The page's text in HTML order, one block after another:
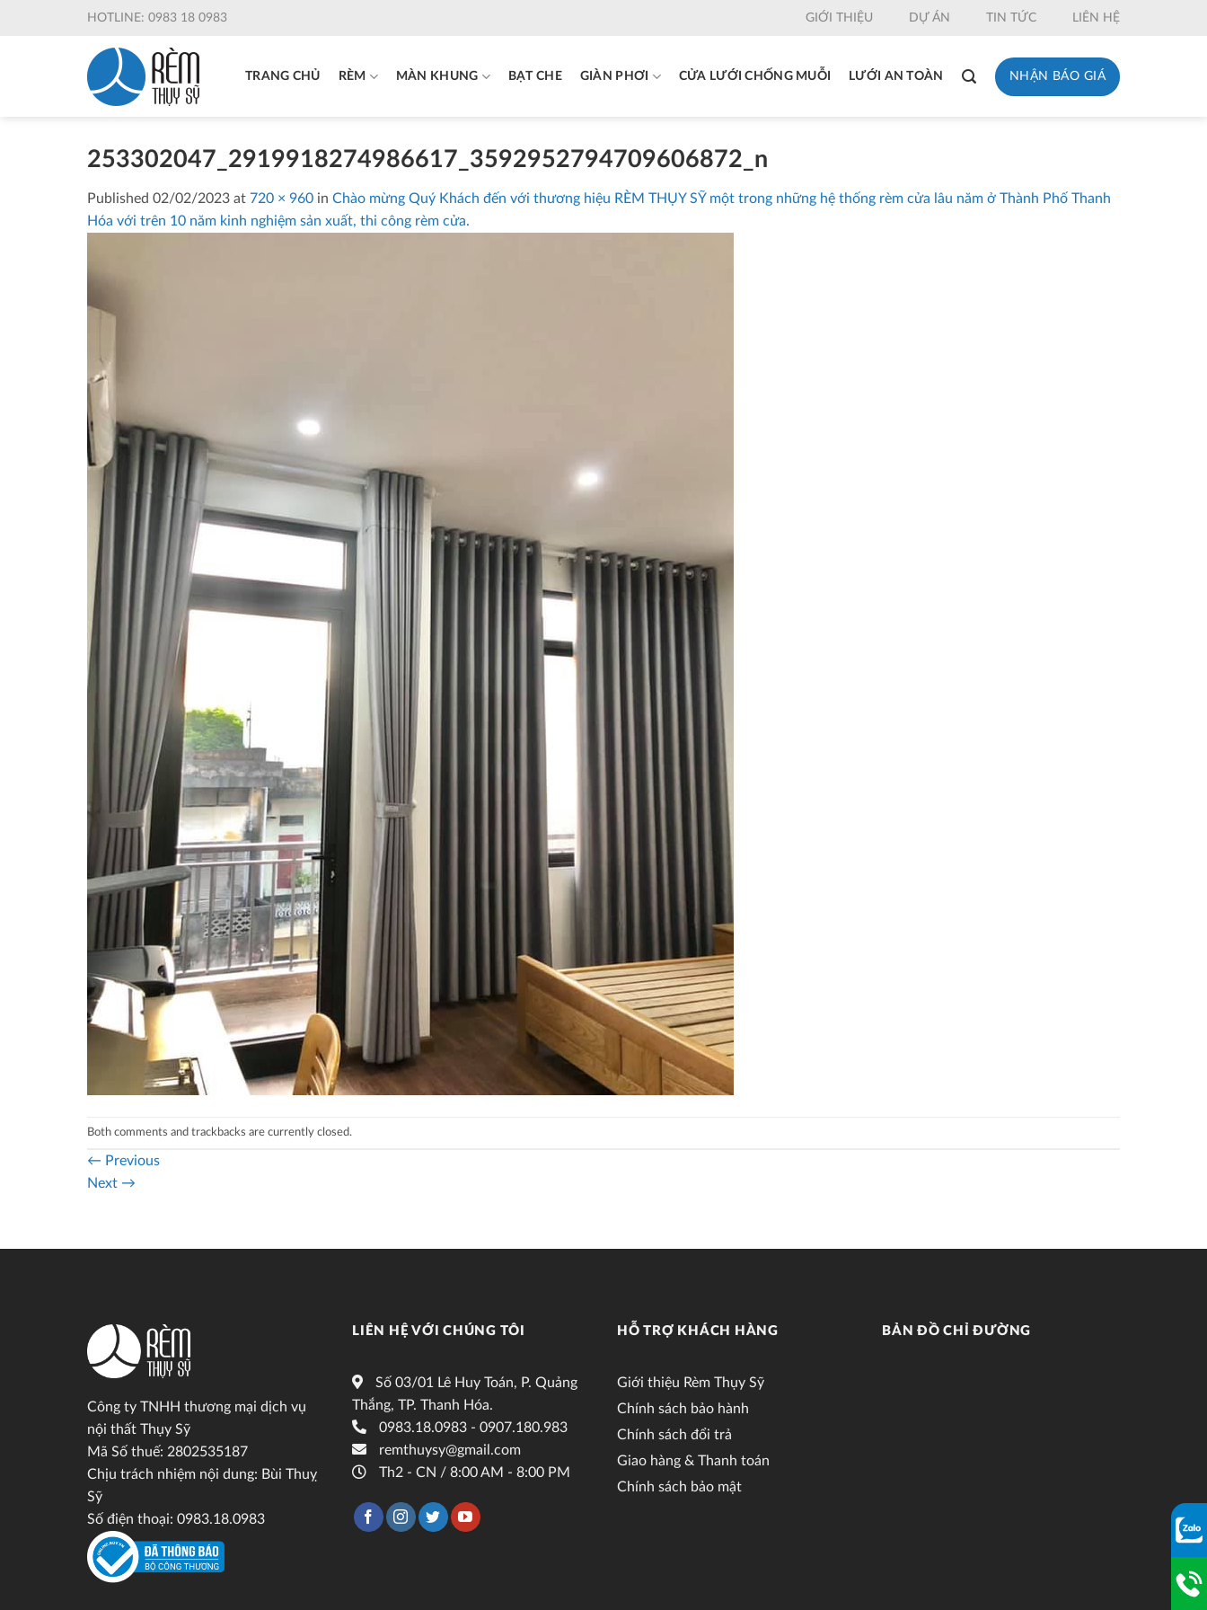
HOTLINE: 0983 18 0983 GIỚI THIỆU DỰ ÁN TIN TỨC LIÊN HỆ
TRANG CHỦ RÈM MÀN KHUNG BẠT CHE GIÀN PHƠI CỬA LƯỚI CHỐNG MUỖI LƯỚI AN TOÀN NHẬN BÁO GIÁ
253302047_2919918274986617_3592952794709606872_n
Published 02/02/2023 at 720 × 960 in Chào mừng Quý Khách đến với thương hiệu RÈM THỤY SỸ một trong những hệ thống rèm cửa lâu năm ở Thành Phố Thanh
Hóa với trên 10 năm kinh nghiệm sản xuất, thi công rèm cửa.
Both comments and trackbacks are currently closed.
← Previous
Next →
Công ty TNHH thương mại dịch vụ
nội thất Thụy Sỹ
Mã Số thuế: 2802535187
Chịu trách nhiệm nội dung: Bùi Thuỵ
Sỹ
Số điện thoại: 0983.18.0983
LIÊN HỆ VỚI CHÚNG TÔI
Số 03/01 Lê Huy Toán, P. Quảng
Thắng, TP. Thanh Hóa.
0983.18.0983 - 0907.180.983
remthuysy@gmail.com
Th2 - CN / 8:00 AM - 8:00 PM
HỖ TRỢ KHÁCH HÀNG
Giới thiệu Rèm Thụy Sỹ
Chính sách bảo hành
Chính sách đổi trả
Giao hàng & Thanh toán
Chính sách bảo mật
BẢN ĐỒ CHỈ ĐƯỜNG